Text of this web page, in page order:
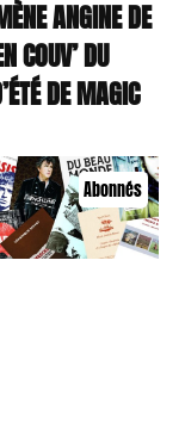
ANGINE DE
COUV’ DU
DE MAGIC
Abonnés